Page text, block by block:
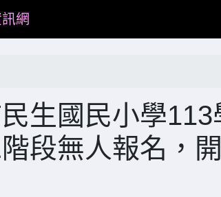
網
生國民小學
段無人報名，